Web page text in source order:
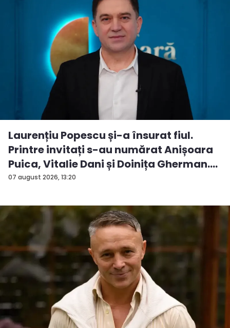
07 august 2026, 13:20
Laurențiu Popescu și-a însurat fiul.
Printre invitați s-au numărat Anișoara
Puica, Vitalie Dani și Doinița Gherman.
P...